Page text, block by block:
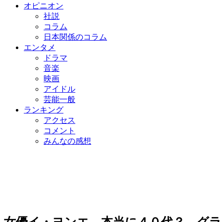
オピニオン
社説
コラム
日本関係のコラム
エンタメ
ドラマ
音楽
映画
アイドル
芸能一般
ランキング
アクセス
コメント
みんなの感想